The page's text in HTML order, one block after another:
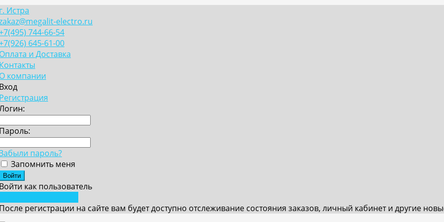
Истра
electro.ru
744-66-54
645-61-00
и Доставка
компании
пароль?
Запомнить меня
как пользователь
регистрации на сайте вам будет доступно отслеживание состояния заказов, личный кабинет и другие